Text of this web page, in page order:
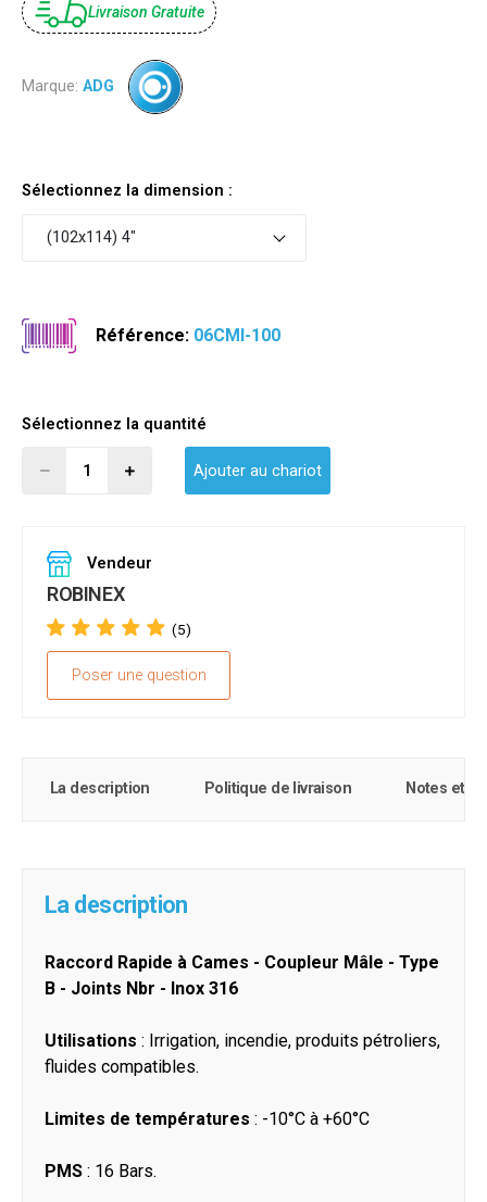
Livraison Gratuite
Marque: ADG
Sélectionnez la dimension :
(102x114) 4"
Référence: 06CMI-100
Sélectionnez la quantité
Ajouter au chariot
Vendeur
ROBINEX
(5)
Poser une question
La description Politique de livraison Notes et
La description
Raccord Rapide à Cames - Coupleur Mâle - Type
B - Joints Nbr - Inox 316
Utilisations : Irrigation, incendie, produits pétroliers,
fluides compatibles.
Limites de températures : -10°C à +60°C
PMS : 16 Bars.